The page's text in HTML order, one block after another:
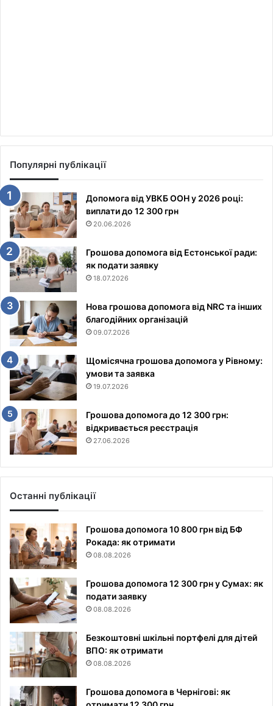
Популярні публікації
Допомога від УВКБ ООН у 2026 році:
виплати до 12 300 грн
20.06.2026
Грошова допомога від Естонської ради:
як подати заявку
18.07.2026
Нова грошова допомога від NRC та інших
благодійних організацій
09.07.2026
Щомісячна грошова допомога у Рівному:
умови та заявка
19.07.2026
Грошова допомога до 12 300 грн:
відкривається реєстрація
27.06.2026
Останні публікації
Грошова допомога 10 800 грн від БФ
Рокада: як отримати
08.08.2026
Грошова допомога 12 300 грн у Сумах: як
подати заявку
08.08.2026
Безкоштовні шкільні портфелі для дітей
ВПО: як отримати
08.08.2026
Грошова допомога в Чернігові: як